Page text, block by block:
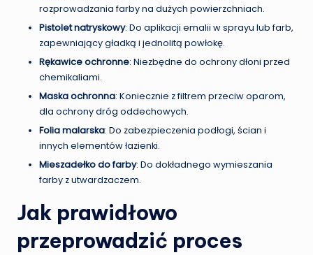
rozprowadzania farby na dużych powierzchniach.
Pistolet natryskowy: Do aplikacji emalii w sprayu lub farb,
zapewniający gładką i jednolitą powłokę.
Rękawice ochronne: Niezbędne do ochrony dłoni przed
chemikaliami.
Maska ochronna: Koniecznie z filtrem przeciw oparom,
dla ochrony dróg oddechowych.
Folia malarska: Do zabezpieczenia podłogi, ścian i
innych elementów łazienki.
Mieszadełko do farby: Do dokładnego wymieszania
farby z utwardzaczem.
Jak prawidłowo
przeprowadzić proces